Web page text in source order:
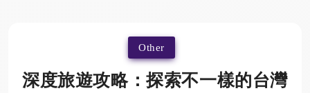
Other
深度旅遊攻略：探索不一樣的台灣